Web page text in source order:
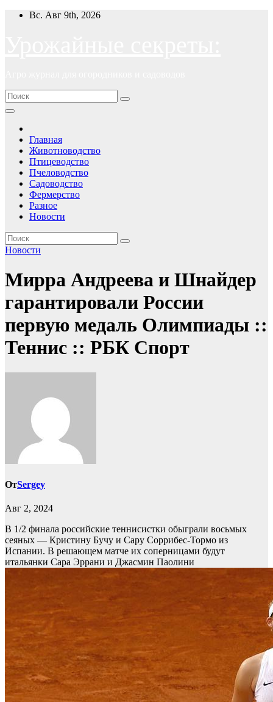
ПерейтиВс. Авг 9th, 2026
Главная
Животноводство
Птицеводство
Пчеловодство
Садоводство
Фермерство
Разное
Новости
Новости
Мирра Андреева и Шнайдер
гарантировали России
первую медаль Олимпиады ::
Теннис :: РБК Спорт
ОтSergey
Авг 2, 2024
В 1/2 финала российские теннисистки обыграли восьмых
сеяных — Кристину Бучу и Сару Соррибес-Тормо из
Испании. В решающем матче их соперницами будут
итальянки Сара Эррани и Джасмин Паолини